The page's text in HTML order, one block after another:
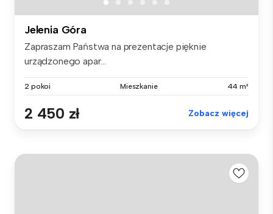
Jelenia Góra
Zapraszam Państwa na prezentacje pięknie
urządzonego apar...
2 pokoi Mieszkanie 44 m²
2 450 zł Zobacz więcej